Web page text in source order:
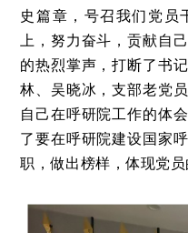
史篇章，号召我们党员
上，努力奋斗，贡献自
的热烈掌声，打断了书
林 、吴晓冰，支部老党
自己在呼研院工作的体
了要在呼研院建设国家
职，做出榜样，体现党员